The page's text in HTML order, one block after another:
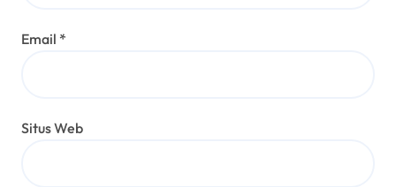
Email *
Situs Web